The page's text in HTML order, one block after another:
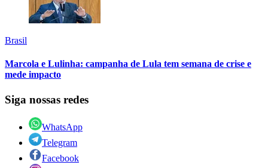
Brasil
Marcola e Lulinha: campanha de Lula tem semana de crise e
mede impacto
Siga nossas redes
WhatsApp
Telegram
Facebook